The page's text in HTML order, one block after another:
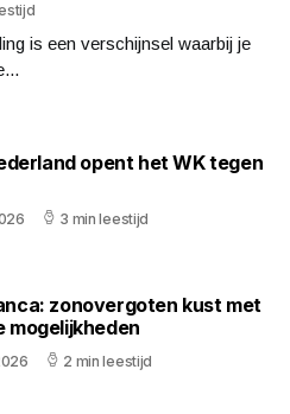
is een verschijnsel waarbij je
opent het WK tegen
3 min leestijd
zonovergoten kust met
mogelijkheden
2 min leestijd